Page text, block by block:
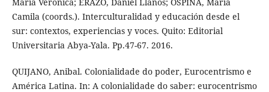
Camila (coords.). Interculturalidad y educación desde el
sur: contextos, experiencias y voces. Quito: Editorial
Universitaria Abya-Yala. Pp.47-67. 2016.
QUIJANO, Anibal. Colonialidade do poder, Eurocentrismo e
América Latina. In: A colonialidade do saber: eurocentrismo